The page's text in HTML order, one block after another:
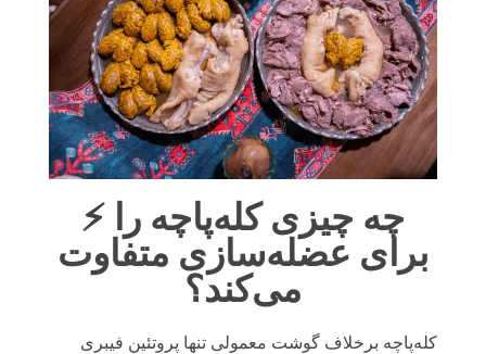
⚡ چه چیزی کله‌پاچه را
برای عضله‌سازی متفاوت
می‌کند؟
کله‌پاچه برخلاف گوشت معمولی تنها پروتئین فیبری